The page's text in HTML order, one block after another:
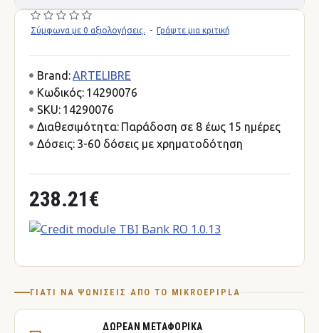
Σύμφωνα με 0 αξιολογήσεις. - Γράψτε μια κριτική
238.21€
Brand:ARTELIBRE
Κωδικός: 14290076
SKU: 14290076
Διαθεσιμότητα: Παράδοση σε 8 έως 15 ημέρες
Δόσεις: 3-60 δόσεις με χρηματοδότηση
ΓΙΑΤΊ ΝΑ ΨΩΝΊΣΕΙΣ ΑΠΌ ΤΟ MIKROEPIPLA
ΔΩΡΕΆΝ ΜΕΤΑΦΟΡΙΚΆ